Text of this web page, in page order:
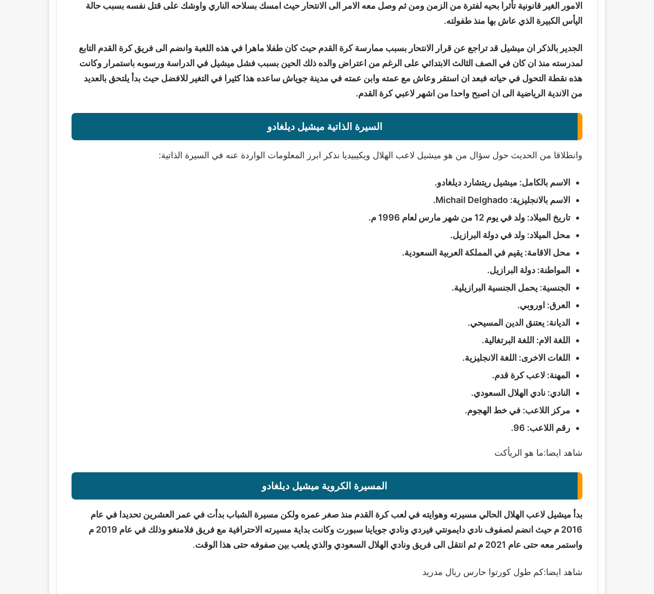
الامور الغير قانونية تأثرا بحيه لفترة من الزمن ومن ثم وصل معه الامر الى الانتحار حيث امسك بسلاحه الناري واوشك على قتل نفسه بسبب حالة
اليأس الكبيرة الذي عاش بها منذ طفولته.
الجدير بالذكر ان ميشيل قد تراجع عن قرار الانتحار بسبب ممارسة كرة القدم حيث كان طفلا ماهرا في هذه اللعبة وانضم الى فريق كرة القدم التابع
لمدرسته منذ ان كان في الصف الثالث الابتدائي على الرغم من اعتراض والده ذلك الحين بسبب فشل ميشيل في الدراسة ورسوبه باستمرار وكانت
هذه نقطة التحول في حياته فبعد ان استقر وعاش مع عمته وابن عمته في مدينة جوياش ساعده هذا كثيرا في التغير للافضل حيث بدأ يلتحق بالعديد
من الاندية الرياضية الى ان اصبح واحدا من اشهر لاعبي كرة القدم.
السيرة الذاتية ميشيل ديلغادو
وانطلاقا من الحديث حول سؤال من هو ميشيل لاعب الهلال ويكيبيديا نذكر ابرز المعلومات الواردة عنه في السيرة الذاتية:
الاسم بالكامل: ميشيل ريتشارد ديلغادو.
الاسم بالانجليزية: Michail Delghado.
تاريخ الميلاد: ولد في يوم 12 من شهر مارس لعام 1996 م.
محل الميلاد: ولد في دولة البرازيل.
محل الاقامة: يقيم في المملكة العربية السعودية.
المواطنة: دولة البرازيل.
الجنسية: يحمل الجنسية البرازيلية.
العرق: اوروبي.
الديانة: يعتنق الدين المسيحي.
اللغة الام: اللغة البرتغالية.
اللغات الاخرى: اللغة الانجليزية.
المهنة: لاعب كرة قدم.
النادي: نادي الهلال السعودي.
مركز اللاعب: في خط الهجوم.
رقم اللاعب: 96.
شاهد ايضا:ما هو الريأكت
المسيرة الكروية ميشيل ديلغادو
بدأ ميشيل لاعب الهلال الحالي مسيرته وهوايته في لعب كرة القدم منذ صغر عمره ولكن مسيرة الشباب بدأت في عمر العشرين تحديدا في عام
2016 م حيث انضم لصفوف نادي دايمونتي فيردي ونادي جوياينا سبورت وكانت بداية مسيرته الاحترافية مع فريق فلامنغو وذلك في عام 2019 م
واستمر معه حتى عام 2021 م ثم انتقل الى فريق ونادي الهلال السعودي والذي يلعب بين صفوفه حتى هذا الوقت
.
شاهد ايضا:كم طول كورتوا حارس ريال مدريد